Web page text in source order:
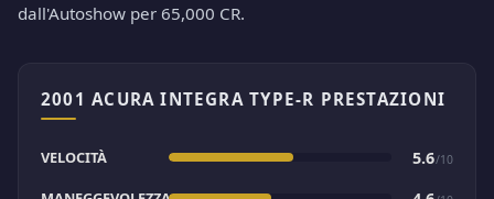
dall'Autoshow per 65,000 CR.
2001 ACURA INTEGRA TYPE-R PRESTAZIONI
VELOCITÀ 5.6/10